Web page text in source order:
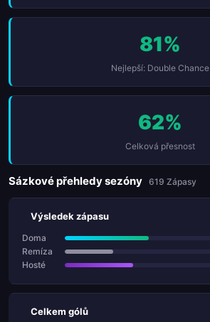
81%
Nejlepší: Double Chance
62%
Celková přesnost
Sázkové přehledy sezóny 619 Zápasy
Výsledek zápasu
Doma
Remíza
Hosté
Celkem gólů